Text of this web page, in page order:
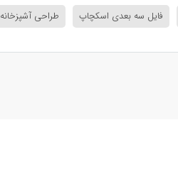
فایل سه بعدی اسکچاپ طراحی آشپزخانه